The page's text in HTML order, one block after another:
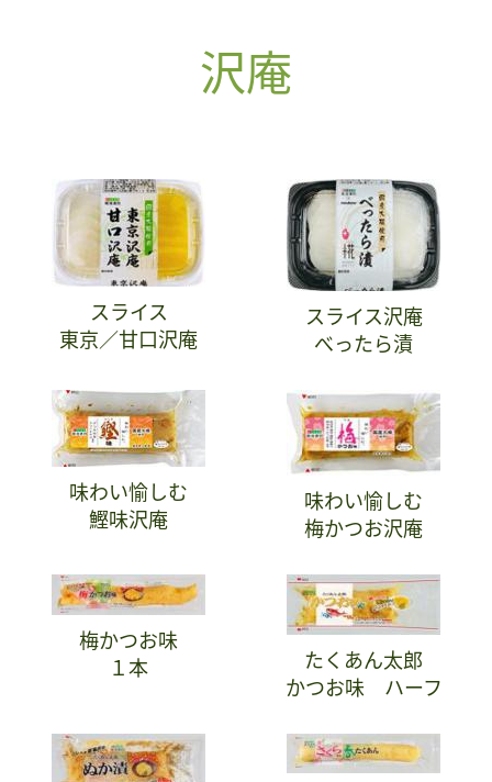
沢庵
スライス
東京／甘口沢庵
スライス沢庵
べったら漬
味わい愉しむ
鰹味沢庵
味わい愉しむ
梅かつお沢庵
梅かつお味
１本
たくあん太郎
かつお味 ハーフ